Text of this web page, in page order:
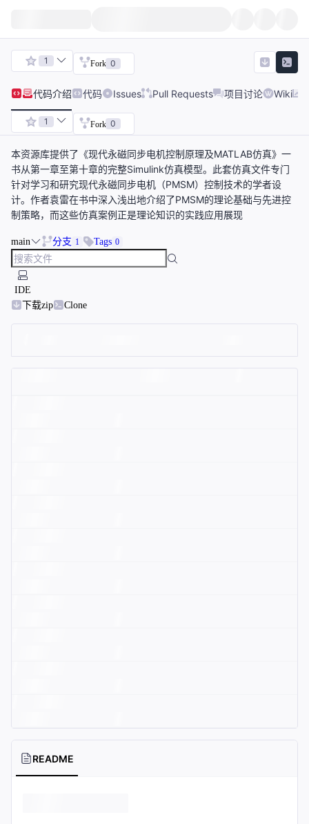
1 Fork 0
代码介绍 代码 Issues Pull Requests 项目讨论 Wiki
1 Fork 0
本资源库提供了《现代永磁同步电机控制原理及MATLAB仿真》一
书从第一章至第十章的完整Simulink仿真模型。此套仿真文件专门
针对学习和研究现代永磁同步电机（PMSM）控制技术的学者设
计。作者袁雷在书中深入浅出地介绍了PMSM的理论基础与先进控
制策略，而这些仿真案例正是理论知识的实践应用展现
main 分支 1 Tags 0
IDE
下载zip
Clone
README